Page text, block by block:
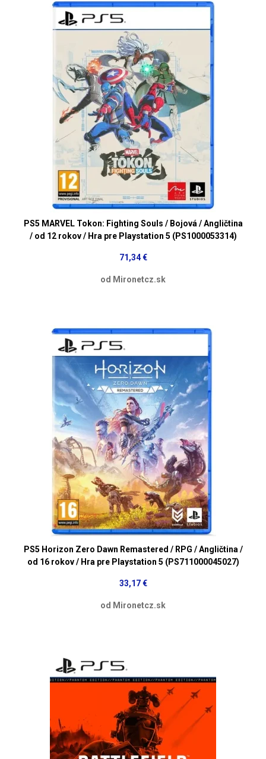
PS5 MARVEL Tokon: Fighting Souls / Bojová / Angličtina
/ od 12 rokov / Hra pre Playstation 5 (PS1000053314)
71,34 €
od Mironetcz.sk
PS5 Horizon Zero Dawn Remastered / RPG / Angličtina /
od 16 rokov / Hra pre Playstation 5 (PS711000045027)
33,17 €
od Mironetcz.sk